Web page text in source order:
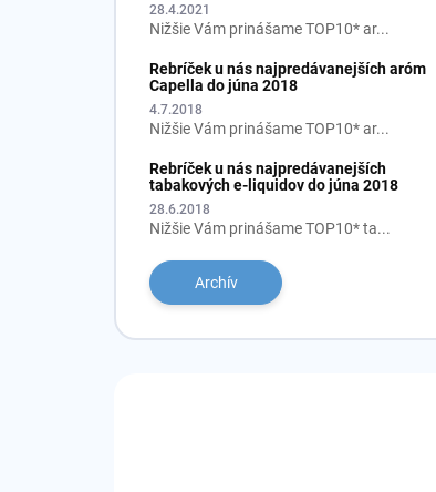
28.4.2021
Nižšie Vám prinášame TOP10* ar...
Rebríček u nás najpredávanejších aróm
Capella do júna 2018
4.7.2018
Nižšie Vám prinášame TOP10* ar...
Rebríček u nás najpredávanejších
tabakových e-liquidov do júna 2018
28.6.2018
Nižšie Vám prinášame TOP10* ta...
Archív